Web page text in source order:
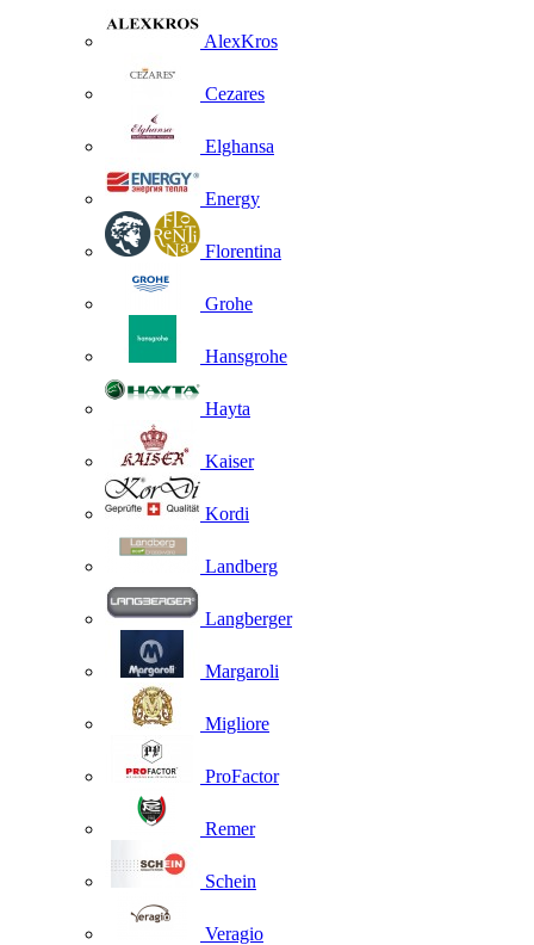
AlexKros
Cezares
Elghansa
Energy
Florentina
Grohe
Hansgrohe
Hayta
Kaiser
Kordi
Landberg
Langberger
Margaroli
Migliore
ProFactor
Remer
Schein
Veragio